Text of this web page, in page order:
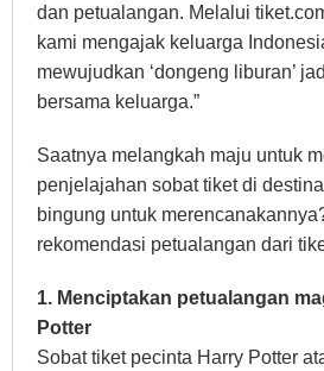
dan petualangan. Melalui
kami mengajak keluarga
mewujudkan ‘dongeng liburan’
bersama keluarga.”
Saatnya melangkah maju untuk
penjelajahan sobat tiket di
bingung untuk
rekomendasi petualangan dari
1. Menciptakan petualangan
Potter
Sobat tiket pecinta Harry Potter